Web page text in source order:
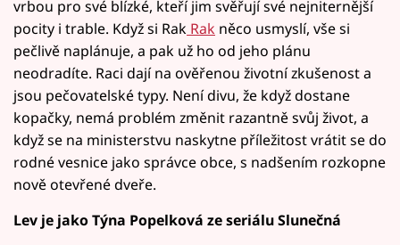
vrbou pro své blízké, kteří jim svěřují své nejniternější
pocity i trable. Když si Rak Rak něco usmyslí, vše si
pečlivě naplánuje, a pak už ho od jeho plánu
neodradíte. Raci dají na ověřenou životní zkušenost a
jsou pečovatelské typy. Není divu, že když dostane
kopačky, nemá problém změnit razantně svůj život, a
když se na ministerstvu naskytne příležitost vrátit se do
rodné vesnice jako správce obce, s nadšením rozkopne
nově otevřené dveře.
Lev je jako Týna Popelková ze seriálu Slunečná